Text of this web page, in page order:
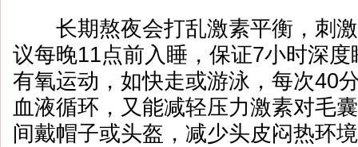
长期熬夜会打乱激素平衡，刺激
议每晚11点前入睡，保证7小时深
有氧运动，如快走或游泳，每次40
血液循环，又能减轻压力激素对毛
间戴帽子或头盔，减少头皮闷热环